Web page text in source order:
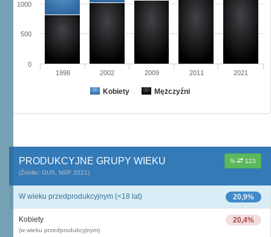
Kobiety Mężczyźni
1998 2002 2009 2011 2021
0
500
1000
% 123
PRODUKCYJNE GRUPY WIEKU
(Źródło: GUS, NSP 2021)
20,9%
W wieku przedprodukcyjnym (<18 lat)
20,4%
Kobiety
(w wieku przedprodukcyjnym)